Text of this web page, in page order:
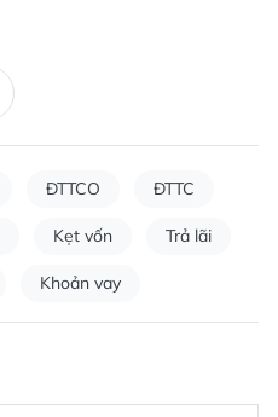
ĐTTCO ĐTTC
Kẹt vốn Trả lãi
Khoản vay